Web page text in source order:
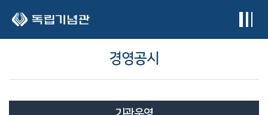
경영공시